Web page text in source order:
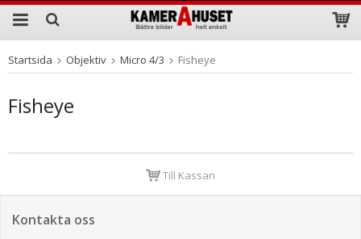
Produkten har blivit tillagd i varukorgen
Startsida Objektiv Micro 4/3 Fisheye
Fisheye
Till Kassan
Kontakta oss